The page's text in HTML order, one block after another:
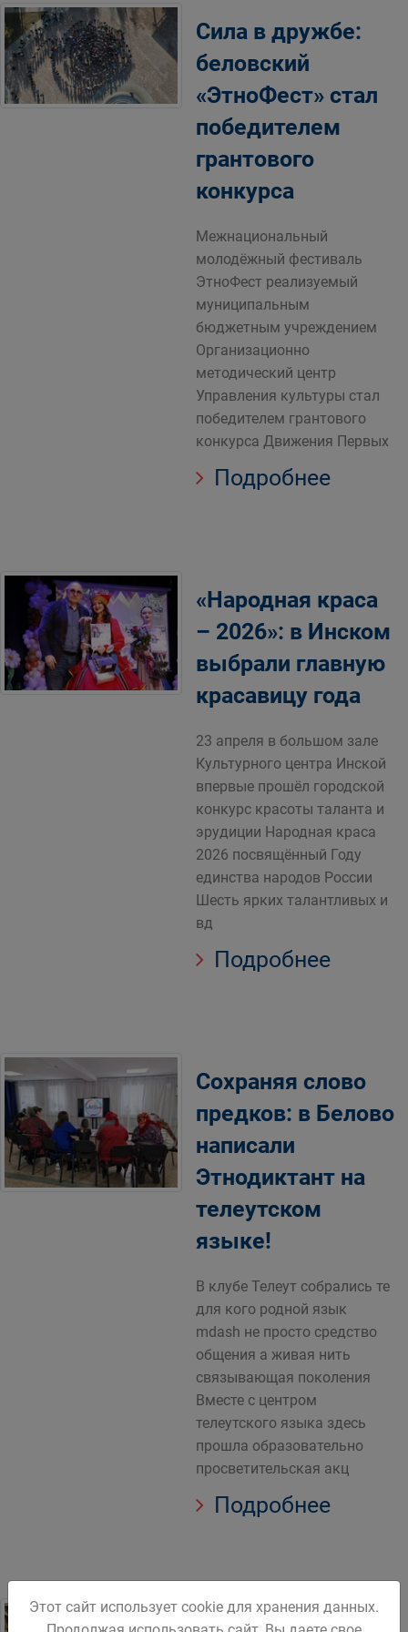
Сила в дружбе:
беловский
«ЭтноФест» стал
победителем
грантового
конкурса
Межнациональный
молодёжный фестиваль
ЭтноФест реализуемый
муниципальным
бюджетным учреждением
Организационно
методический центр
Управления культуры стал
победителем грантового
конкурса Движения Первых
Подробнее
«Народная краса
– 2026»: в Инском
выбрали главную
красавицу года
23 апреля в большом зале
Культурного центра Инской
впервые прошёл городской
конкурс красоты таланта и
эрудиции Народная краса
2026 посвящённый Году
единства народов России
Шесть ярких талантливых и
вд
Подробнее
Сохраняя слово
предков: в Белово
написали
Этнодиктант на
телеутском
языке!
В клубе Телеут собрались те
для кого родной язык
mdash не просто средство
общения а живая нить
связывающая поколения
Вместе с центром
телеутского языка здесь
прошла образовательно
просветительская акц
Подробнее
Этот сайт использует cookie для хранения данных.